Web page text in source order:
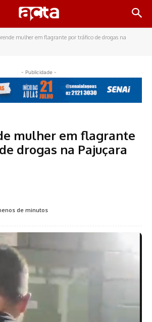
mulher em flagrante por tráfico de drogas na
- Publicidade -
mulher em flagrante
drogas na Pajuçara
deminutos